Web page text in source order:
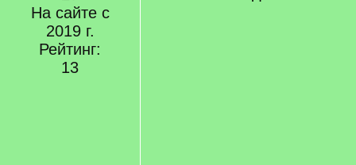
На сайте с
2019 г.
Рейтинг:
13